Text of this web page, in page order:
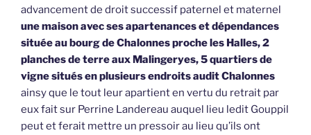
advancement de droit successif paternel et maternel
une maison avec ses apartenances et dépendances
située au bourg de Chalonnes proche les Halles, 2
planches de terre aux Malingeryes, 5 quartiers de
vigne situés en plusieurs endroits audit Chalonnes
ainsy que le tout leur apartient en vertu du retrait par
eux fait sur Perrine Landereau auquel lieu ledit Gouppil
peut et ferait mettre un pressoir au lieu qu’ils ont